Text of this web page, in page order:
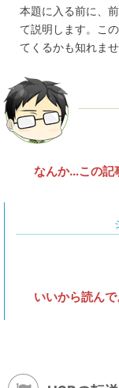
本題に入る前に、
て説明します。こ
てくるかも知れませ
なんか…この記
いいから読んで